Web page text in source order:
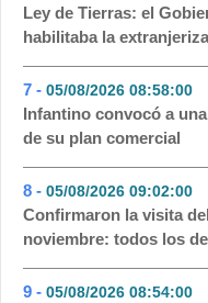
Ley de Tierras: el
habilitaba la
7 - 05/08/2026 08:58:00
Infantino convocó a
de su plan comercial
8 - 05/08/2026 09:02:00
Confirmaron la visita
noviembre: todos los
9 - 05/08/2026 08:54:00